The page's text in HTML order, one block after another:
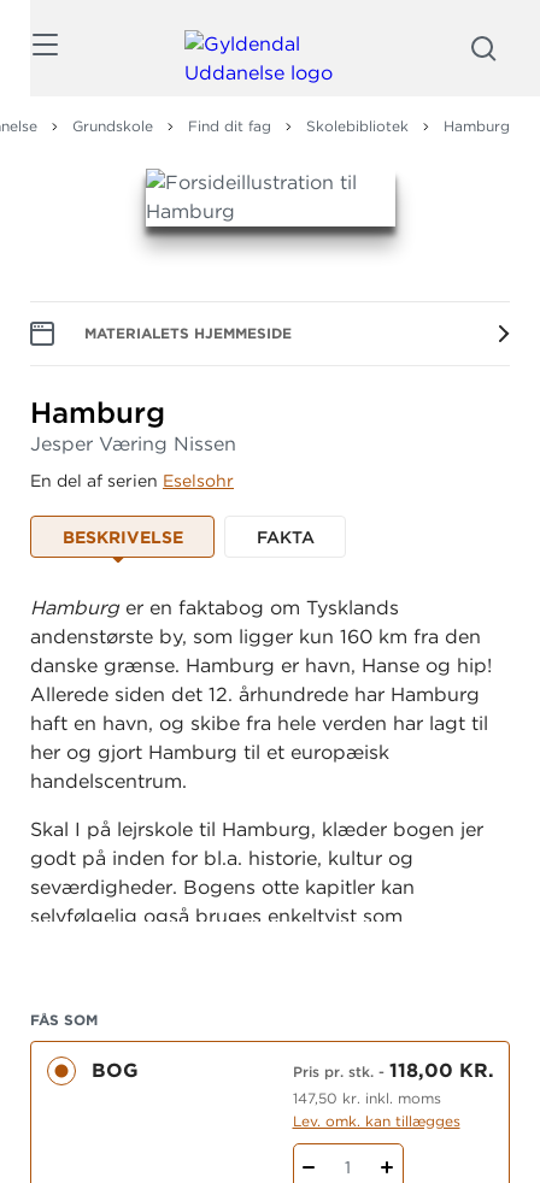
Grundskole Find dit fag Skolebibliotek Hamburg
MATERIALETS HJEMMESIDE
Hamburg
Jesper Væring Nissen
En del af serien Eselsohr
BESKRIVELSE FAKTA
Hamburger en faktabog om Tysklands
andenstørste by, som ligger kun 160 km fra den
danske grænse. Hamburg er havn, Hanse og hip!
Allerede siden det 12. århundrede har Hamburg
haft en havn, og skibe fra hele verden har lagt til
her og gjort Hamburg til et europæisk
handelscentrum.
Skal I på lejrskole til Hamburg, klæder bogen jer
godt på inden for bl.a. historie, kultur og
seværdigheder. Bogens otte kapitler kan
selvfølgelig også bruges enkeltvist som
indhold på
FÅS SOM
BOG Pris pr. stk.- 118,00 KR.
147,50 kr. inkl. moms
Lev. omk. kan tillægges
1